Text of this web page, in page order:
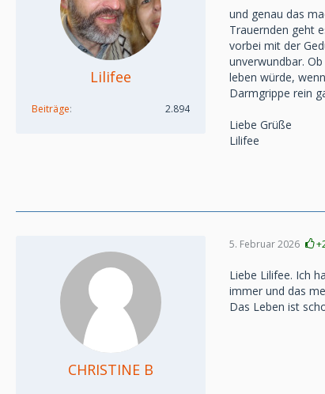
Lilifee
Beiträge 2.894
und genau das
Trauernden geht
vorbei mit der
unverwundbar.
leben würde,
Darmgrippe rein
Liebe Grüße
Lilifee
CHRISTINE B
5. Februar 2026
Liebe Lilifee. Ich
immer und das
Das Leben ist